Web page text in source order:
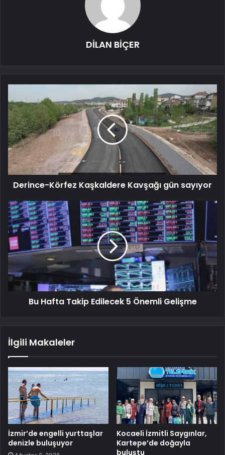
DİLAN BİÇER
Derince-Körfez Kaşkaldere Kavşağı gün sayıyor
Bu Hafta Takip Edilecek 5 Önemli Gelişme
İlgili Makaleler
İzmir’de engelli yurttaşlar
denizle buluşuyor
Kocaeli İzmitli Saygınlar,
Kartepe’de doğayla
buluştu